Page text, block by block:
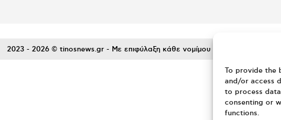
To provide the
and/or access
to process
consenting or
functions.
2023 - 2026 © tinosnews.gr - Με επιφύλαξη κάθε νομίμου δικαιώματος.